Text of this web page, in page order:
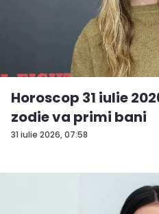
31 iulie 2026, 07:58
Horoscop 31 iulie
zodie va primi bani